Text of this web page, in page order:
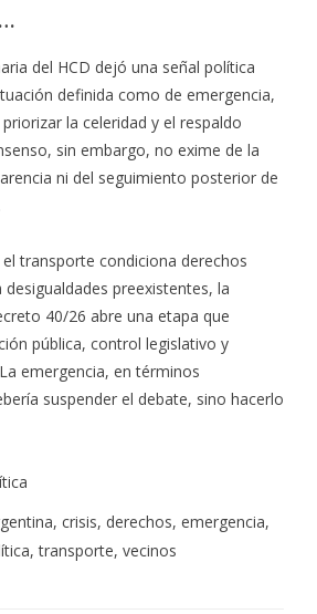
del HCD dejó una señal política
definida como de emergencia,
la celeridad y el respaldo
sin embargo, no exime de la
ni del seguimiento posterior de
transporte condiciona derechos
preexistentes, la
40/26 abre una etapa que
pública, control legislativo y
emergencia, en términos
suspender el debate, sino hacerlo
, crisis, derechos, emergencia,
,transporte, vecinos